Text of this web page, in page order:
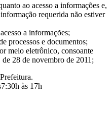
ao acesso a informações e,
requerida não estiver
a informações;
processos e documentos;
meio eletrônico, consoante
28 de novembro de 2011;
às 17h